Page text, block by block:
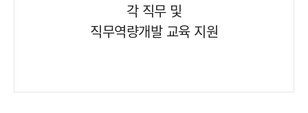
각 직무 및
직무역량개발 교육 지원